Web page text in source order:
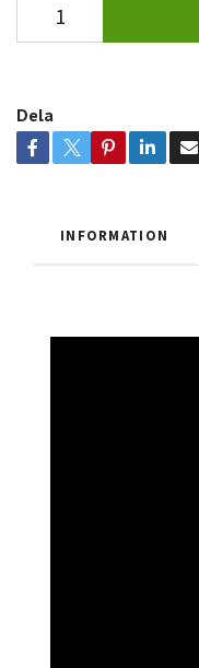
Dela
INFORMATION